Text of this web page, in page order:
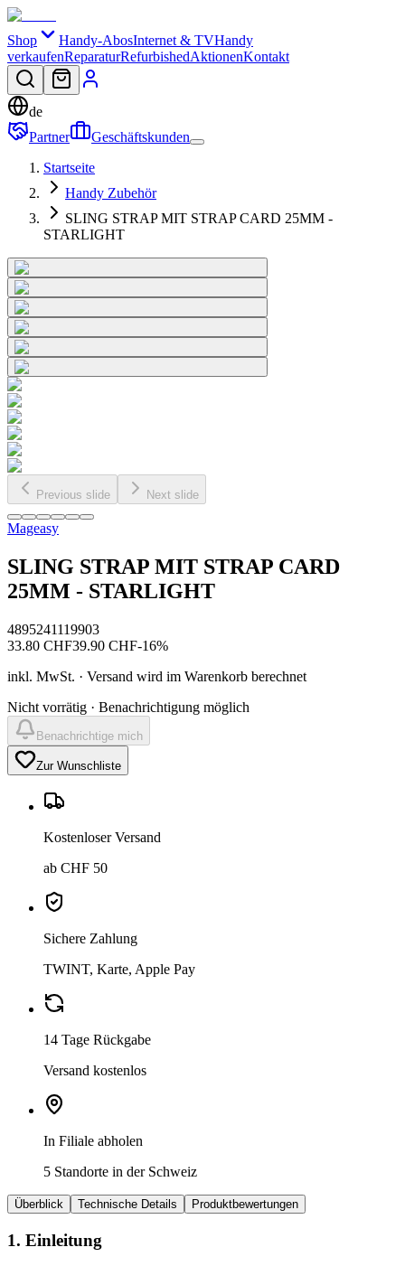
Shop Handy-AbosInternet & TVHandy
verkaufenReparaturRefurbishedAktionenKontakt
de
Partner
Geschäftskunden
Startseite
Handy Zubehör
SLING STRAP MIT STRAP CARD 25MM -
STARLIGHT
Previous slide Next slide
Mageasy
SLING STRAP MIT STRAP CARD
25MM - STARLIGHT
4895241119903
33.80 CHF39.90 CHF-16%
inkl. MwSt. · Versand wird im Warenkorb berechnet
Nicht vorrätig · Benachrichtigung möglich
Benachrichtige mich
Zur Wunschliste
Kostenloser Versand
ab CHF 50
Sichere Zahlung
TWINT, Karte, Apple Pay
14 Tage Rückgabe
Versand kostenlos
In Filiale abholen
5 Standorte in der Schweiz
Überblick Technische Details Produktbewertungen
1. Einleitung